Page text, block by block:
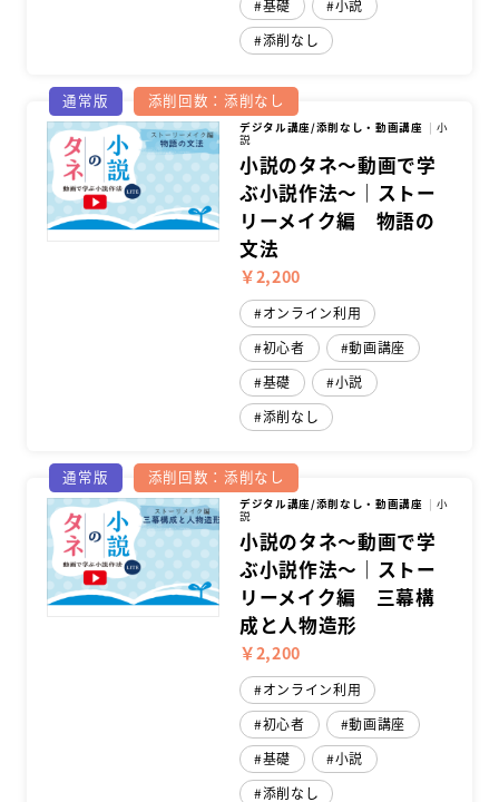
基礎
小説
添削なし
通常版 添削回数：添削なし
デジタル講座/添削なし・動画講座 小
説
小説のタネ～動画で学
ぶ小説作法～｜ストー
リーメイク編 物語の
文法
￥2,200
オンライン利用
初心者
動画講座
基礎
小説
添削なし
通常版 添削回数：添削なし
デジタル講座/添削なし・動画講座 小
説
小説のタネ～動画で学
ぶ小説作法～｜ストー
リーメイク編 三幕構
成と人物造形
￥2,200
オンライン利用
初心者
動画講座
基礎
小説
添削なし